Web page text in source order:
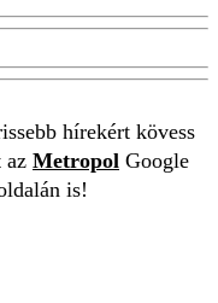
hírekért kövess
az Metropol Google
is!